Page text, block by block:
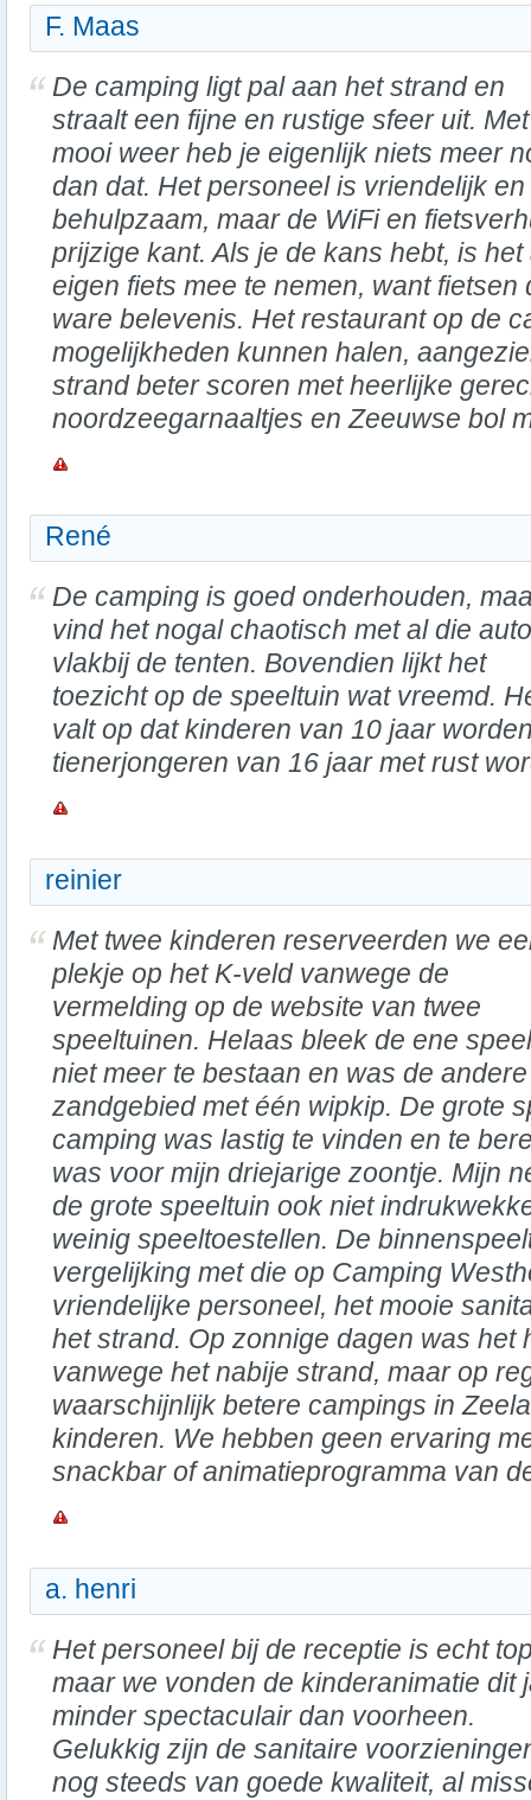
F. Maas
De camping ligt pal aan het strand en
straalt een fijne en rustige sfeer uit. Met
mooi weer heb je eigenlijk niets meer
dan dat. Het personeel is vriendelijk en
behulpzaam, maar de WiFi en
prijzige kant. Als je de kans hebt, is
eigen fiets mee te nemen, want
ware belevenis. Het restaurant op de
mogelijkheden kunnen halen,
strand beter scoren met heerlijke
noordzeegarnaaltjes en Zeeuwse bol
René
De camping is goed onderhouden,
vind het nogal chaotisch met al die
vlakbij de tenten. Bovendien lijkt het
toezicht op de speeltuin wat vreemd.
valt op dat kinderen van 10 jaar
tienerjongeren van 16 jaar met rust
reinier
Met twee kinderen reserveerden we
plekje op het K-veld vanwege de
vermelding op de website van twee
speeltuinen. Helaas bleek de ene
niet meer te bestaan en was de
zandgebied met één wipkip. De grote
camping was lastig te vinden en te
was voor mijn driejarige zoontje. Mijn
de grote speeltuin ook niet
weinig speeltoestellen. De
vergelijking met die op Camping
vriendelijke personeel, het mooie
het strand. Op zonnige dagen was het
vanwege het nabije strand, maar op
waarschijnlijk betere campings in
kinderen. We hebben geen ervaring
snackbar of animatieprogramma van
a. henri
Het personeel bij de receptie is echt
maar we vonden de kinderanimatie dit
minder spectaculair dan voorheen.
Gelukkig zijn de sanitaire
nog steeds van goede kwaliteit, al